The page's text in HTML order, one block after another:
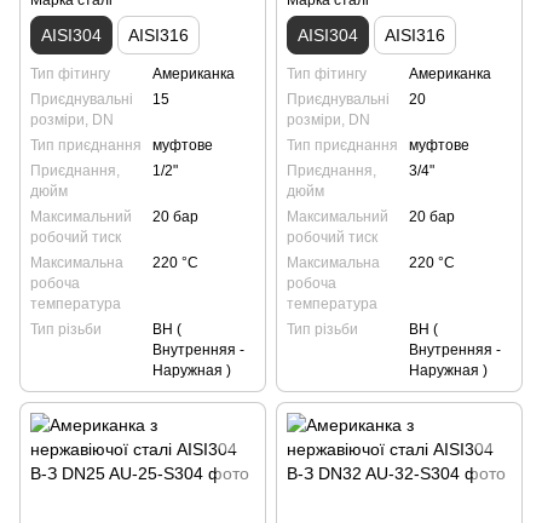
AISI304 AISI316
Тип фітингу
Американка
Приєднувальні
розміри, DN
15
Тип приєднання
муфтове
Приєднання,
дюйм
1/2"
Максимальний
робочий тиск
20 бар
Максимальна
робоча
температура
220 °С
Тип різьби
ВН (
Внутренняя -
Наружная )
AISI304 AISI316
Тип фітингу
Американка
Приєднувальні
розміри, DN
20
Тип приєднання
муфтове
Приєднання,
дюйм
3/4"
Максимальний
робочий тиск
20 бар
Максимальна
робоча
температура
220 °С
Тип різьби
ВН (
Внутренняя -
Наружная )